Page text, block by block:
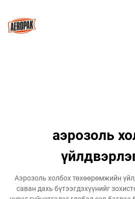
аэрозоль
Аэрозоль холбох төхөөрөмжийн
саван дахь бүтээгдэхүүнийг